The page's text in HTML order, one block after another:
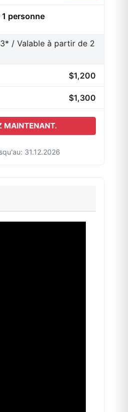
personne
/ Valable à partir de 2
$1,200
$1,300
MAINTENANT.
31.12.2026